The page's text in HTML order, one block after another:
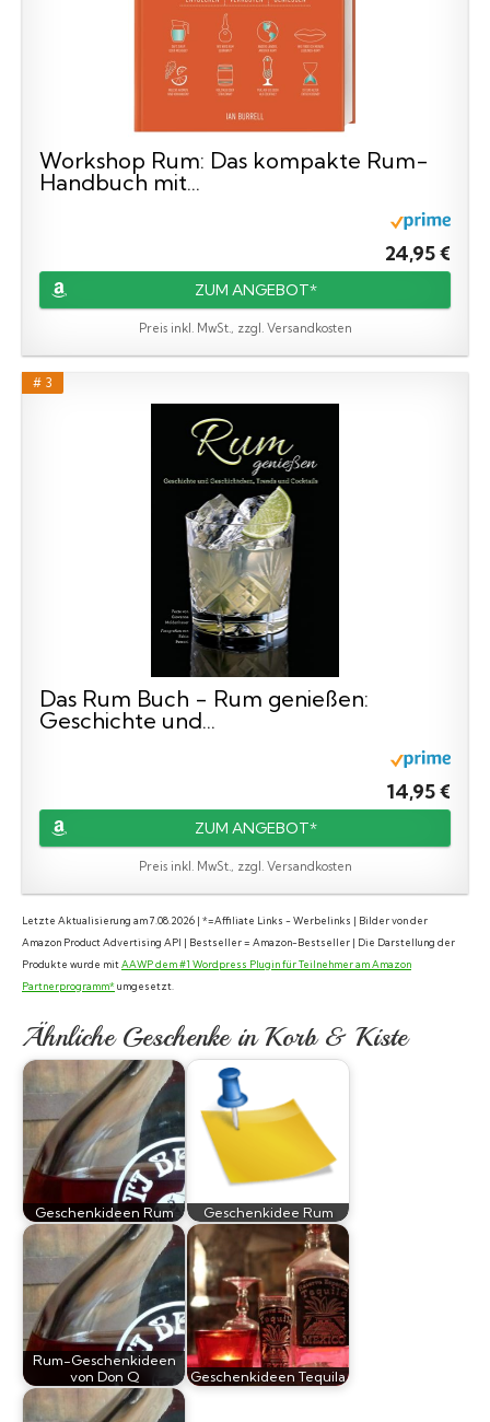
Workshop Rum: Das kompakte Rum-
Handbuch mit...
24,95 €
ZUM ANGEBOT*
Preis inkl. MwSt., zzgl. Versandkosten
# 3
Das Rum Buch - Rum genießen:
Geschichte und...
14,95 €
ZUM ANGEBOT*
Preis inkl. MwSt., zzgl. Versandkosten
Letzte Aktualisierung am 7.08.2026 | *=Affiliate Links - Werbelinks | Bilder von der
Amazon Product Advertising API | Bestseller = Amazon-Bestseller | Die Darstellung der
Produkte wurde mitAAWP dem #1 Wordpress Plugin für Teilnehmer am Amazon
Partnerprogramm*umgesetzt.
Ähnliche Geschenke in Korb & Kiste
Geschenkideen Rum Geschenkidee Rum
Rum-Geschenkideen
von Don Q
Geschenkideen Tequila